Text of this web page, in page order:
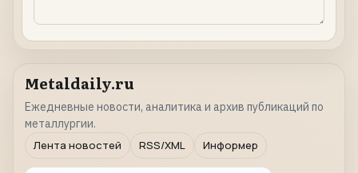
Metaldaily.ru
Ежедневные новости, аналитика и архив публикаций по
металлургии.
Лента новостей
RSS/XML Информер